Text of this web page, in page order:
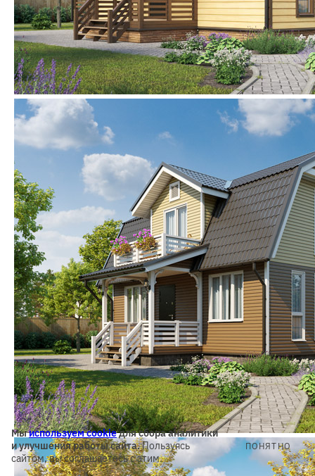
Мыиспользуем cookieдля сбора аналитики
и улучшения работы сайта.Пользуясь
сайтом, вы соглашаетесь с этим.
ПОНЯТНО